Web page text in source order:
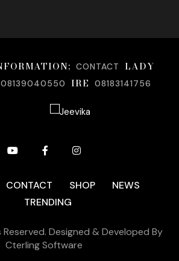
CONTACT
LADY
08139040550 IRE 08183141756
CONTACT SHOP
NEWS
TRENDING
Designed & Developed By
Cterling Software